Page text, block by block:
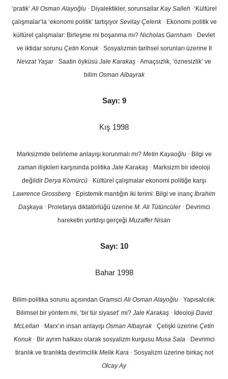
‘pratik’Ali Osman Alayoğlu · Diyalektikler, sorunsallar Kay Salleh ·‘Kültürel
çalışmalar’la ‘ekonomi politik’ tartışıyor Sevilay Çelenk · Ekonomi politik ve
kültürel çalışmalar: Birleşme mi boşanma mı? Nicholas Garnham · Devlet
ve iktidar sorunu Çetin Konuk · Sosyalizmin tarihsel sorunları üzerine II
Nevzat Yaşar · Saatin öyküsü Jale Karakaş · Amaçsızlık, ‘öznesizlik’ ve
bilim Osman Albayrak
Sayı: 9
Kış 1998
Marksizmde belirleme anlayışı korunmalı mı? Metin Kayaoğlu · Bilgi ve
zaman ilişkileri karşısında politika Jale Karakaş · Marksizm bir ideoloji
değildir Derya Kömürcü · Kültürel çalışmalar ekonomi politiğe karşı
Lawrence Grossberg · Epistemik mantığın iki terimi: Bilgi ve inanç İbrahim
Daşkaya · Proletarya diktatörlüğü üzerine M. Ali Tütüncüler · Devrimci
hareketin yurtdışı gerçeği Muzaffer Nisan
Sayı: 10
Bahar 1998
Bilim-politika sorunu açısından GramsciAli Osman Alayoğlu · Yapısalcılık:
Bilimsel bir yöntem mi, ‘bir tür siyaset’ mi? Jale Karakaş · İdeoloji David
McLellan · Marx’ın insan anlayışı Osman Albayrak · Çelişki üzerine Çetin
Konuk · Bir ayrım halkası olarak sosyalizm kurgusu Musa Sala · Devrimci
tiranlık ve tiranlıkta devrimcilik Melik Kara · Sosyalizm üzerine birkaç not
Olcay Ay